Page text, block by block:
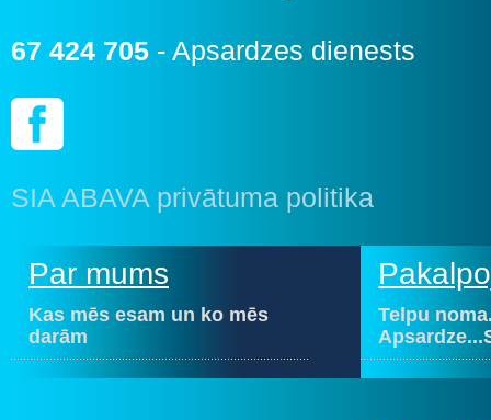
67 424 705 - Apsardzes dienests
SIA ABAVA privātuma politika
Par mums
Kas mēs esam un ko mēs
darām
Telpu